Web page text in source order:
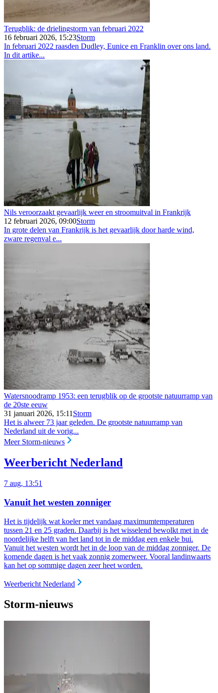
Terugblik: de drielingstorm van februari 2022
16 februari 2026, 15:23Storm
In februari 2022 raasden Dudley, Eunice en Franklin over ons land.
In dit artike...
Nils veroorzaakt gevaarlijk weer en stroomuitval in Frankrijk
12 februari 2026, 09:00Storm
In grote delen van Frankrijk is het gevaarlijk door harde wind,
zware regenval e...
Watersnoodramp 1953: een terugblik op de grootste natuurramp van
de 20ste eeuw
31 januari 2026, 15:11 Storm
Het is alweer 73 jaar geleden. De grootste natuurramp van
Nederland uit de vorig...
Meer Storm-nieuws
Weerbericht Nederland
7 aug, 13:51
Vanuit het westen zonniger
Het is tijdelijk wat koeler met vandaag maximumtemperaturen
tussen 21 en 25 graden. Daarbij is het wisselend bewolkt met in de
noordelijke helft van het land tot in de middag een enkele bui.
Vanuit het westen wordt het in de loop van de middag zonniger. De
komende dagen is het vaak zonnig zomerweer. Vooral landinwaarts
kan het op sommige dagen zeer heet worden.
Weerbericht Nederland
Storm-nieuws